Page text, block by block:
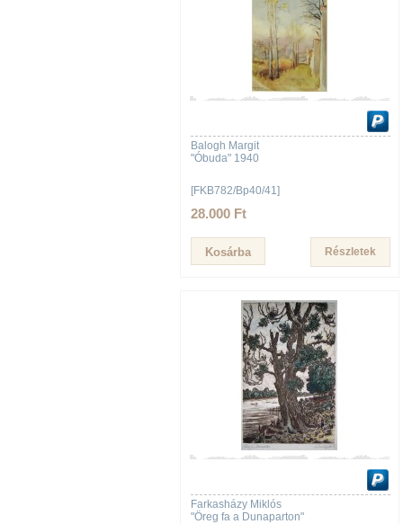
Balogh Margit
"Óbuda" 1940
[FKB782/Bp40/41]
28.000 Ft
Részletek
Farkasházy Miklós
"Öreg fa a Dunaparton"